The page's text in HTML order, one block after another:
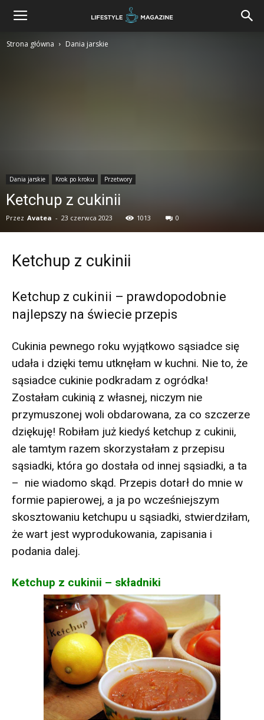
Strona główna Dania jarskie
Dania jarskie Krok po kroku Przetwory
Ketchup z cukinii
Przez Avatea - 23 czerwca 2023 1013 0
Ketchup z cukinii
Ketchup z cukinii – prawdopodobnie
najlepszy na świecie przepis
Cukinia pewnego roku wyjątkowo sąsiadce się
udała i dzięki temu utknęłam w kuchni. Nie to, że
sąsiadce cukinie podkradam z ogródka!
Zostałam cukinią z własnej, niczym nie
przymuszonej woli obdarowana, za co szczerze
dziękuję! Robiłam już kiedyś ketchup z cukinii,
ale tamtym razem skorzystałam z przepisu
sąsiadki, która go dostała od innej sąsiadki, a ta
– nie wiadomo skąd. Przepis dotarł do mnie w
formie papierowej, a ja po wcześniejszym
skosztowaniu ketchupu u sąsiadki, stwierdziłam,
że wart jest wyprodukowania, zapisania i
podania dalej.
Ketchup z cukinii – składniki